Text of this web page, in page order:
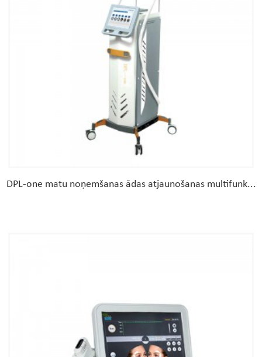
DPL-one matu noņemšanas ādas atjaunošanas multifunk...